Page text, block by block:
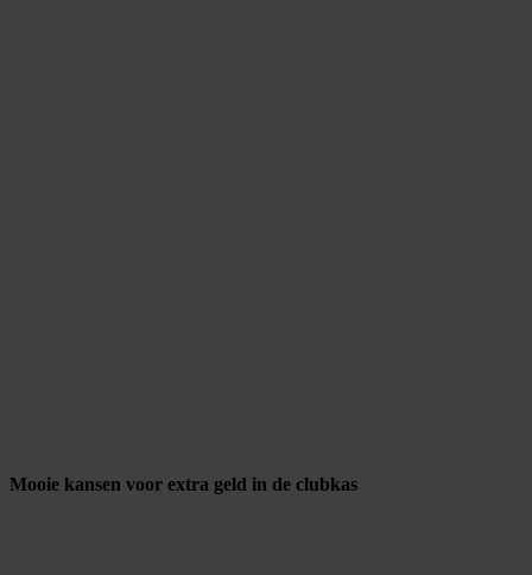
Mooie kansen voor extra geld in de clubkas